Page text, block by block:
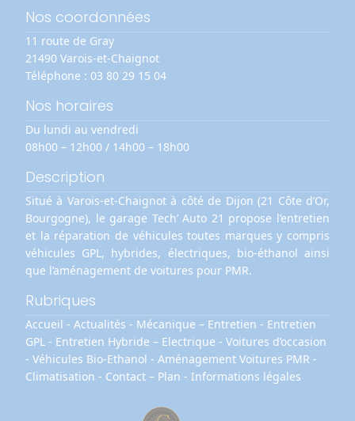
Nos coordonnées
11 route de Gray
21490 Varois-et-Chaignot
Téléphone : 03 80 29 15 04
Nos horaires
Du lundi au vendredi
08h00 – 12h00 / 14h00 – 18h00
Description
Situé à Varois-et-Chaignot à côté de Dijon (21 Côte d’Or,
Bourgogne), le garage Tech’ Auto 21 propose l’entretien
et la réparation de véhicules toutes marques y compris
véhicules GPL, hybrides, électriques, bio-éthanol ainsi
que l’aménagement de voitures pour PMR.
Rubriques
Accueil - Actualités - Mécanique – Entretien - Entretien
GPL - Entretien Hybride – Electrique - Voitures d’occasion
- Véhicules Bio-Ethanol - Aménagement Voitures PMR -
Climatisation - Contact – Plan - Informations légales